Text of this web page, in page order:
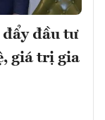
đầu tư
giá trị gia